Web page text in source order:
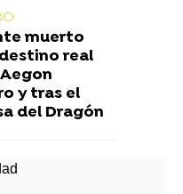
muerto
real
y tras el
del Dragón